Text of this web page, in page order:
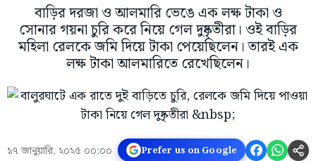
বাড়ির দরজা ও আলমারি ভেঙে এক লক্ষ টাকা ও
সোনার গয়না চুরি করে নিয়ে গেল দুষ্কৃতীরা। ওই বাড়ির
মহিলা রেলকে জমি দিয়ে টাকা পেয়েছিলেন। তারই এক
লক্ষ টাকা আলমারিতে রেখেছিলেন।
১৭ জানুয়ারি, ২০২৫ ০০:০০ Prefer us on Google